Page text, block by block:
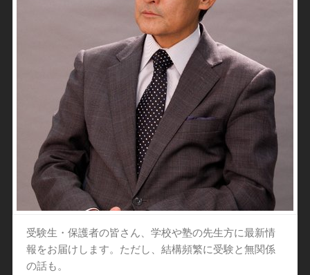
受験生・保護者の皆さん、学校や塾の先生方に最新情
報をお届けします。ただし、結構頻繁に受験と無関係
の話も。